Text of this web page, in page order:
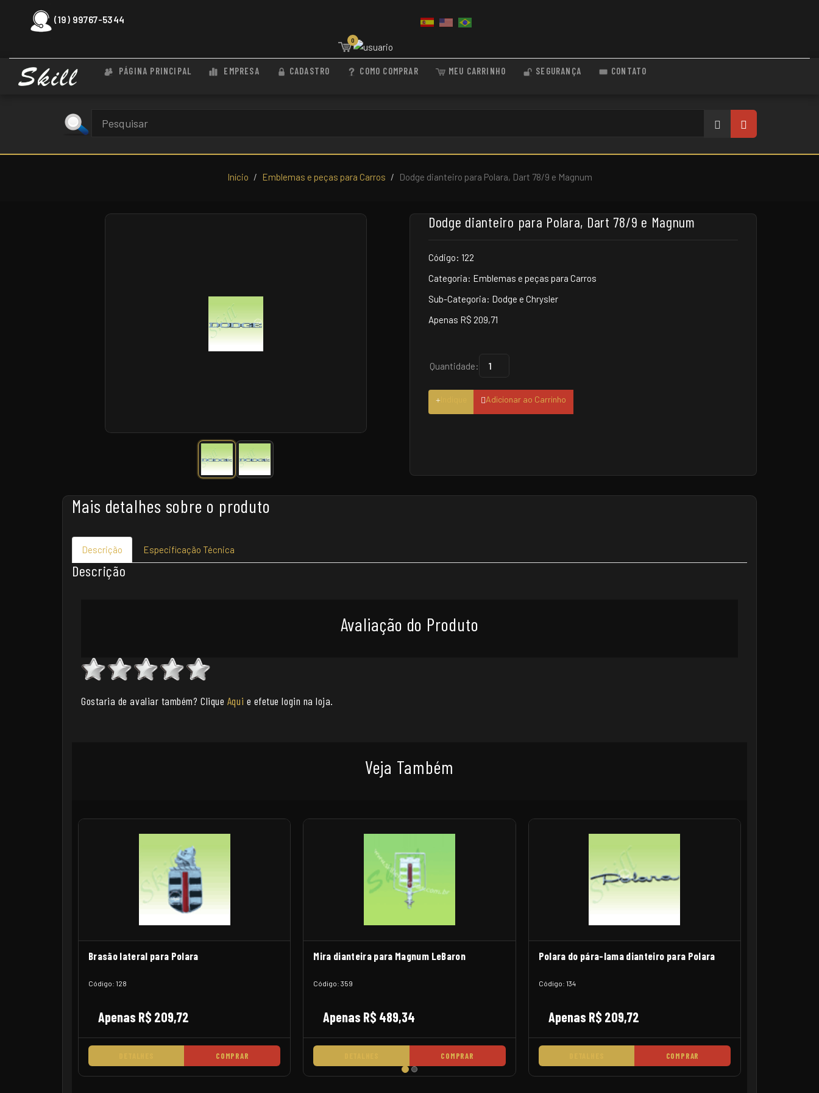
(19) 99767-5344
0
PÁGINA PRINCIPAL EMPRESA CADASTRO COMO COMPRAR MEU CARRINHO SEGURANÇA CONTATO
Início Emblemas e peças para Carros Dodge dianteiro para Polara, Dart 78/9 e Magnum
Dodge dianteiro para Polara, Dart 78/9 e Magnum
Código: 122
Categoria: Emblemas e peças para Carros
Sub-Categoria: Dodge e Chrysler
Apenas R$ 209,71
Quantidade:
Adicionar ao Carrinho
Mais detalhes sobre o produto
Descrição Especificação Técnica
Descrição
Avaliação do Produto
Gostaria de avaliar também? Clique Aqui e efetue login na loja.
Veja Também
Brasão lateral para Polara
Código: 128
Apenas R$ 209,72
COMPRAR
Mira dianteira para Magnum LeBaron
Código: 359
Apenas R$ 489,34
COMPRAR
Polara do pára-lama dianteiro para Polara
Código: 134
Apenas R$ 209,72
COMPRAR